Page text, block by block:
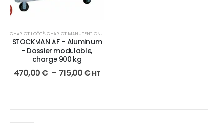
CHARIOT 1 CÔTÉ,CHARIOT MANUTENTION,MANUTENTION
STOCKMAN AF - Aluminium
- Dossier modulable,
charge 900 kg
470,00€ – 715,00€ HT